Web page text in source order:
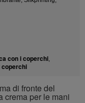
con i coperchi,
coperchi
di fronte del
crema per le mani